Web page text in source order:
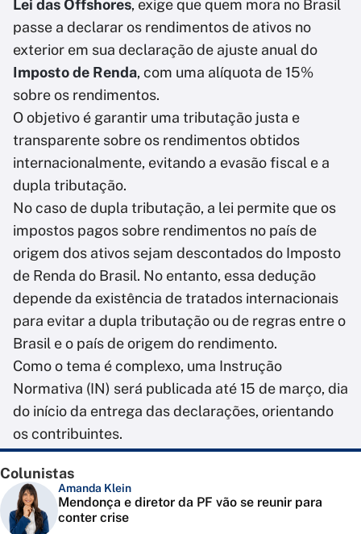
Lei das Offshores, exige que quem mora no Brasil
passe a declarar os rendimentos de ativos no
exterior em sua declaração de ajuste anual do
Imposto de Renda, com uma alíquota de 15%
sobre os rendimentos.
O objetivo é garantir uma tributação justa e
transparente sobre os rendimentos obtidos
internacionalmente, evitando a evasão fiscal e a
dupla tributação.
No caso de dupla tributação, a lei permite que os
impostos pagos sobre rendimentos no país de
origem dos ativos sejam descontados do Imposto
de Renda do Brasil. No entanto, essa dedução
depende da existência de tratados internacionais
para evitar a dupla tributação ou de regras entre o
Brasil e o país de origem do rendimento.
Como o tema é complexo, uma Instrução
Normativa (IN) será publicada até 15 de março, dia
do início da entrega das declarações, orientando
os contribuintes.
Colunistas
Amanda Klein
Mendonça e diretor da PF vão se reunir para
conter crise